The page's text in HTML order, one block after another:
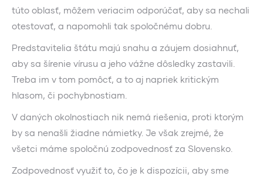
túto oblasť, môžem veriacim odporúčať, aby sa nechali
otestovať, a napomohli tak spoločnému dobru.
Predstavitelia štátu majú snahu a záujem dosiahnuť,
aby sa šírenie vírusu a jeho vážne dôsledky zastavili.
Treba im v tom pomôcť, a to aj napriek kritickým
hlasom, či pochybnostiam.
V daných okolnostiach nik nemá riešenia, proti ktorým
by sa nenašli žiadne námietky. Je však zrejmé, že
všetci máme spoločnú zodpovednosť za Slovensko.
Zodpovednosť využiť to, čo je k dispozícii, aby sme